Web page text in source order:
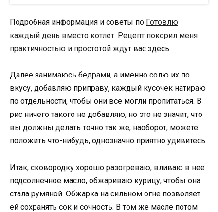
Подробная информация и советы по Готовлю
каждый день вместо котлет. Рецепт покорил меня
практичностью и простотой ждут вас здесь.
Далее занимаюсь бедрами, а именно солю их по
вкусу, добавляю приправу, каждый кусочек натираю
по отдельности, чтобы они все могли пропитаться. В
рис ничего такого не добавляю, но это не значит, что
вы должны делать точно так же, наоборот, можете
положить что-нибудь, однозначно приятно удивитесь.
Итак, сковородку хорошо разогреваю, вливаю в нее
подсолнечное масло, обжариваю курицу, чтобы она
стала румяной. Обжарка на сильном огне позволяет
ей сохранять сок и сочность. В том же масле потом